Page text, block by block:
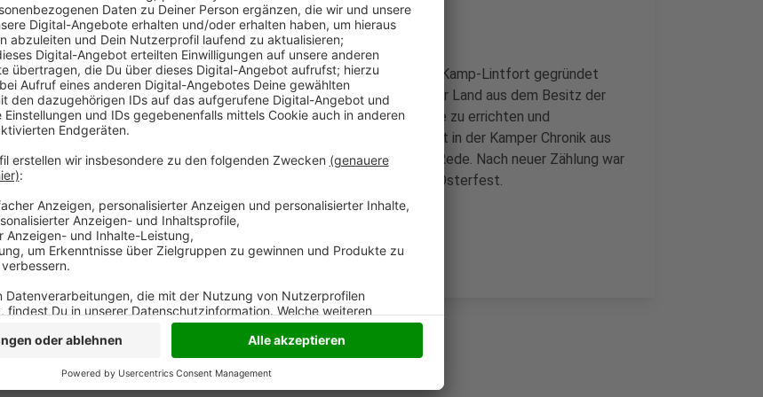
Anzeige
Auf den Tag genau heute vor 900 Jahren ist das Kloster Kamp in Kamp-Lintfort gegründet
worden. Laut Gründungurkunde bekamen Zisterziensermönche hier Land aus dem Besitz der
Kölner Kirche, um - so wörtlich - "an einem einsamen Ort" Gebäude zu errichten und
Schweinemast in den Wäldern zu betreiben. Das genaue Datum ist in der Kamper Chronik aus
dem 15. Jahrhundert vermerkt. Dort ist vom 31. Januar 1122 die Rede. Nach neuer Zählung war
es aber 1123; damals begann das neue Jahr immer erst mit dem Osterfest.
Anzeige